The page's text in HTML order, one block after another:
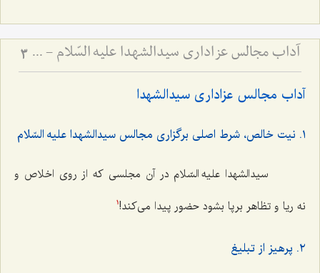
آداب مجالس عزاداری سیدالشهدا علیه السّلام - و دستورات بزرگان راجع به ماه‌های محرم و صفر 3
آداب مجالس عزاداری سیدالشهدا
١. نیت خالص، شرط اصلی برگزاری مجالس سیدالشهدا علیه السّلام
سیدالشهدا علیه السّلام در آن مجلسی که از روی اخلاص و
نه ریا و تظاهر برپا بشود حضور پیدا می‌کند!1
٢. پرهیز از تبلیغ